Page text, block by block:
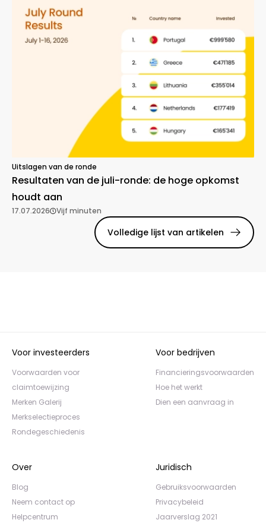
Uitslagen van de ronde
Resultaten van de juli-ronde: de hoge opkomst
houdt aan
17.07.2026 Vijf minuten
Volledige lijst van artikelen
Voor investeerders
Voorwaarden voor
claimtoewijzing
Merken Galerij
Merkselectieproces
Rondegeschiedenis
Voor bedrijven
Financieringsvoorwaarden
Hoe het werkt
Dien een aanvraag in
Over
Blog
Neem contact op
Helpcentrum
Juridisch
Gebruiksvoorwaarden
Privacybeleid
Jaarverslag 2021